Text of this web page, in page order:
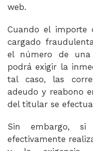
web.
Cuando el importe
cargado
el número de
podrá exigir la
tal caso, las
adeudo y reabono
del titular se
Sin embargo,
efectivamente